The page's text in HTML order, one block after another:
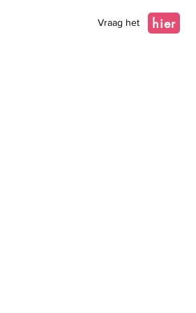
Vraag het hier